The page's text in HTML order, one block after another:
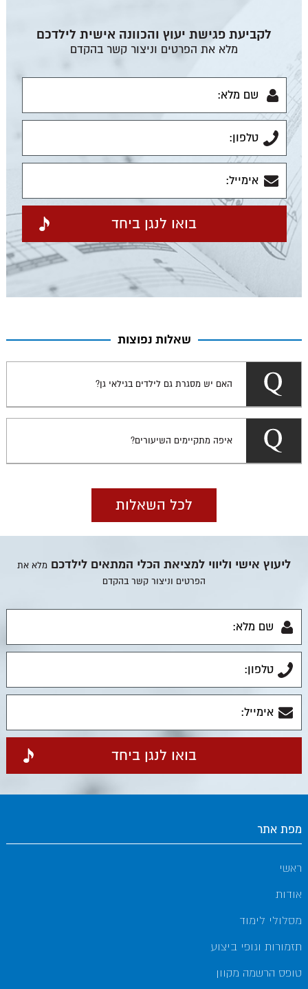
לקביעת פגישת יעוץ והכוונה אישית לילדכם
מלא את הפרטים וניצור קשר בהקדם
שאלות נפוצות
האם יש מסגרת גם לילדים בגילאי גן?
איפה מתקיימים השיעורים?
לכל השאלות
ליעוץ אישי וליווי למציאת הכלי המתאים לילדכם מלא את
הפרטים וניצור קשר בהקדם
מפת אתר
ראשי
אודות
מסלולי לימוד
תזמורות וגופי ביצוע
טופס הרשמה מקוון